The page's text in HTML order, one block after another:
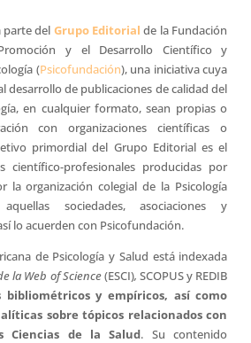
parte del Grupo Editorial de la Fundación
y el Desarrollo Científico y
(Psicofundación), una iniciativa cuya
desarrollo de publicaciones de calidad del
en cualquier formato, sean propias o
con organizaciones científicas o
primordial del Grupo Editorial es el
científico-profesionales producidas por
la organización colegial de la Psicología
sociedades, asociaciones y
lo acuerden con Psicofundación.
de Psicología y Salud está indexada
la Web of Science(ESCI), SCOPUS y REDIB
bibliométricos y empíricos, así como
sobre tópicos relacionados con
Ciencias de la Salud. Su contenido